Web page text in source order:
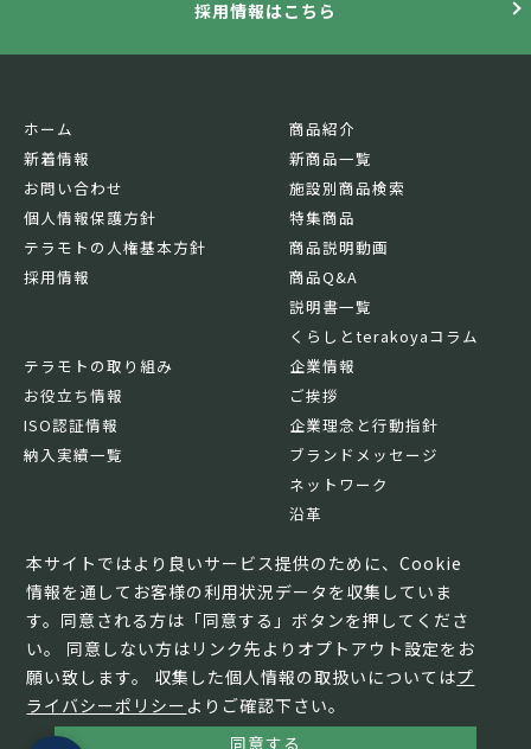
本サイトではより良いサービス提供のために、Cookie
情報を通してお客様の利用状況データを収集していま
す。同意される方は「同意する」ボタンを押してくださ
い。 同意しない方はリンク先よりオプトアウト設定をお
願い致します。 収集した個人情報の取扱いについてはプ
ライバシーポリシー よりご確認下さい。
同意する
採用情報はこちら
ホーム
新着情報
お問い合わせ
個人情報保護方針
テラモトの人権基本方針
採用情報
商品紹介
新商品一覧
施設別商品検索
特集商品
商品説明動画
商品Q&A
説明書一覧
くらしとterakoyaコラム
テラモトの取り組み
お役立ち情報
ISO認証情報
納入実績一覧
企業情報
ご挨拶
企業理念と行動指針
ブランドメッセージ
ネットワーク
沿革